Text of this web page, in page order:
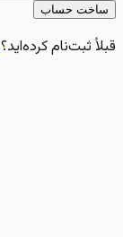
ساخت حساب
قبلاً ثبت‌نام کرده‌اید؟